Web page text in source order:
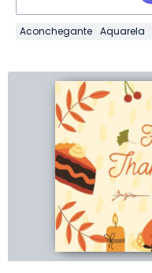
Aconchegante Aquarela